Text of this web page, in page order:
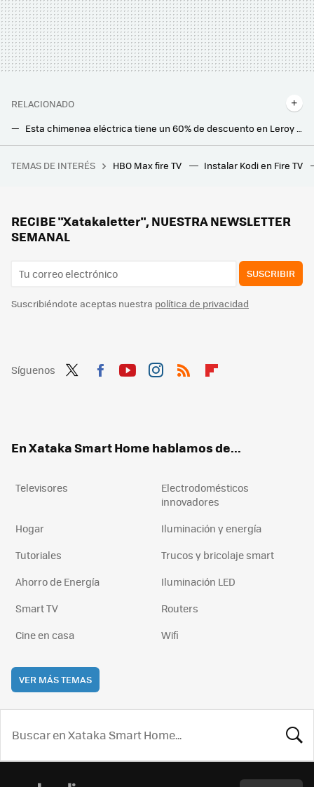
RELACIONADO
Esta chimenea eléctrica tiene un 60% de descuento en Leroy Merlin: ideal para calentar tu hogar sin humos ni instalaciones complejas
Adiós a usar el taladro en casa: cinco soluciones baratas para colgar cuadros sin esfuerzo
"Tuve que luchar cada día": hace 26 años, Russell Crowe "se hizo un hombre" durante el rodaje de su mejor película
TEMAS DE INTERÉS HBO Max fire TV Instalar Kodi en Fire TV
RECIBE "Xatakaletter", NUESTRA NEWSLETTER
SEMANAL
SUSCRIBIR
Suscribiéndote aceptas nuestra política de privacidad
Síguenos
En Xataka Smart Home hablamos de...
Televisores
Electrodomésticos
innovadores
Hogar
Iluminación y energía
Tutoriales
Trucos y bricolaje smart
Ahorro de Energía
Iluminación LED
Smart TV
Routers
Cine en casa
Wifi
VER MÁS TEMAS